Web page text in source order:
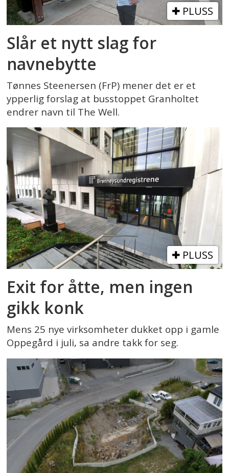
PLUSS
Slår et nytt slag for
navnebytte
Tønnes Steenersen (FrP) mener det er et
ypperlig forslag at busstoppet Granholtet
endrer navn til The Well.
PLUSS
Exit for åtte, men ingen
gikk konk
Mens 25 nye virksomheter dukket opp i gamle
Oppegård i juli, sa andre takk for seg.